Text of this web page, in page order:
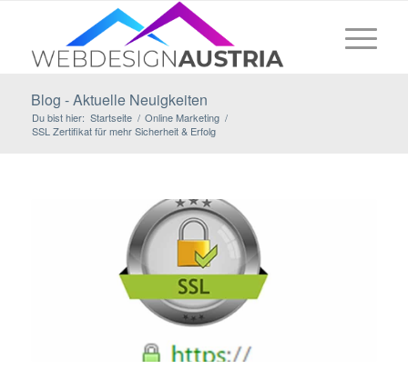
Blog - Aktuelle Neuigkeiten
Du bist hier: Startseite / Online Marketing /
SSL Zertifikat für mehr Sicherheit & Erfolg